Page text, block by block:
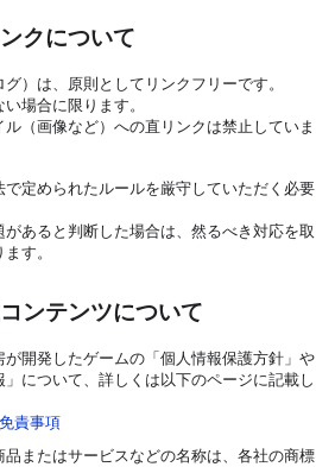
クについて
）は、原則としてリンクフリーです。
場合に限ります。
（画像など）への直リンクは禁止していま
定められたルールを厳守していただく必要
あると判断した場合は、然るべき対応を取
す。
ンテンツについて
開発したゲームの「個人情報保護方針」や
」について、詳しくは以下のページに記載し
責事項
またはサービスなどの名称は、各社の商標